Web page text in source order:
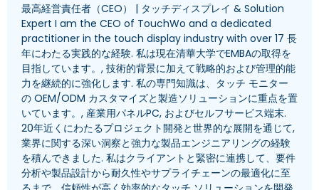
最高経営責任者（CEO） | タッチディスプレイ & Solution
Expert I am the CEO of TouchWo and a dedicated
practitioner in the touch display industry with over 17 長
年にわたる実践的な経験. 私は現在清華大学でEMBAの取得を
目指しています。, 技術的背景に加えて戦略的および管理的能
力を継続的に強化します. 私の専門知識は、タッチ モニター
の OEM/ODM カスタマイズと製造ソリューションに重点を置
いています。, 産業用パネルPC, およびセルフサービス端末.
20年近くにわたるプロジェクト開発と世界的な展開を通じて,
業界に関する深い洞察と強力な製品エンジニアリングの経験
を積んできました. 私はクライアントと緊密に連携して、要件
分析や製品設計から耐久性やサプライチェーンの最適化に至